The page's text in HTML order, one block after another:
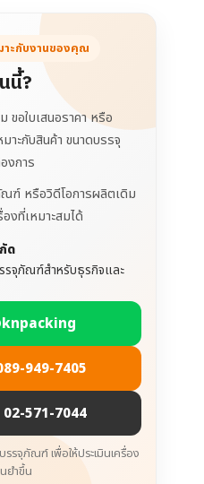
าะกับงานของคุณ
นี้?
ขอใบเสนอราคา หรือ
าะกับสินค้า ขนาดบรรจุ
งการ
ฑ์ หรือวิดีโอการผลิตเดิม
งที่เหมาะสมได้
ด
รจุภัณฑ์สำหรับธุรกิจและ
949-7405
571-7044
รจุภัณฑ์ เพื่อให้ประเมินเครื่อง
ยำขึ้น